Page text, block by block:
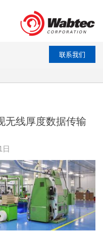
联系我们
无线厚度数据传输
日